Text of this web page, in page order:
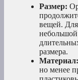
Размер:
вещей. Для
размера.
Материал:
но менее